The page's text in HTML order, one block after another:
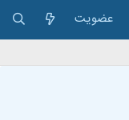
عضویت